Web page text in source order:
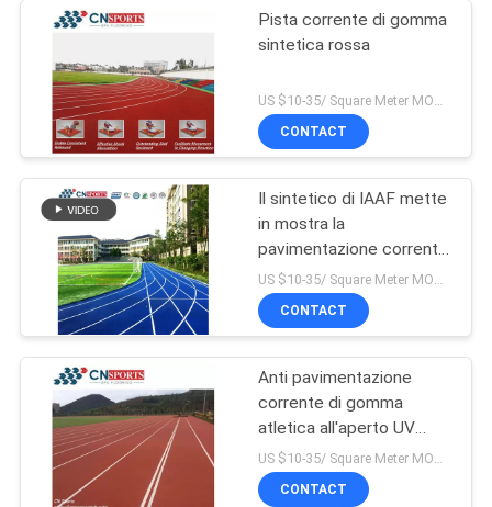
Pista corrente di gomma
sintetica rossa
US $10-35/ Square Meter MOQ:/
CONTACT
Il sintetico di IAAF mette
in mostra la
pavimentazione corrente
di gomma della pista
CONTACT
Anti pavimentazione
corrente di gomma
atletica all'aperto UV
della pista
CONTACT